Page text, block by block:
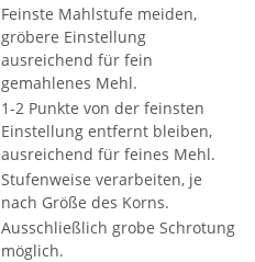
Feinste Mahlstufe meiden,
gröbere Einstellung
ausreichend für fein
gemahlenes Mehl.
1-2 Punkte von der feinsten
Einstellung entfernt bleiben,
ausreichend für feines Mehl.
Stufenweise verarbeiten, je
nach Größe des Korns.
Ausschließlich grobe Schrotung
möglich.